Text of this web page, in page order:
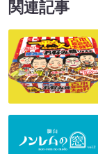
関連記事